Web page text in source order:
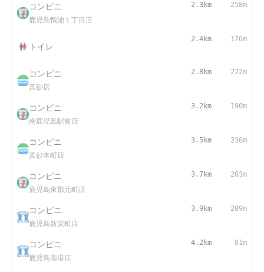
コンビニ
鹿児島鴨池１丁目店
2.3km 258m
トイレ
2.4km 176m
コンビニ
真砂店
2.8km 272m
コンビニ
南鹿児島駅前店
3.2km 190m
コンビニ
真砂本町店
3.5km 236m
コンビニ
鹿児島東郡元町店
3.7km 203m
コンビニ
鹿児島新栄町店
3.9km 209m
コンビニ
鹿児島南港店
4.2km 81m